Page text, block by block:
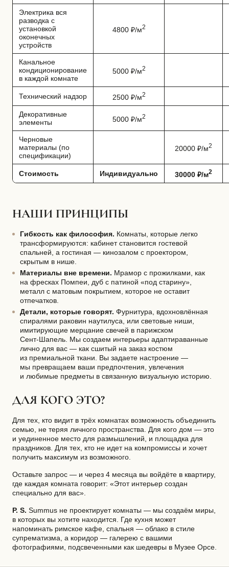
Стоимость Индивидуально 30000 ₽/м2
Электрика вся
разводка с
установкой
оконечных
устройств
4800 ₽/м2
Канальное
кондиционирование
в каждой комнате
5000 ₽/м2
Технический надзор 2500 ₽/м2
Декоративные
элементы
5000 ₽/м2
Черновые
материалы (по
спецификации)
20000 ₽/м2
НАШИ ПРИНЦИПЫ
Гибкость как философия. Комнаты, которые легко
трансформируются: кабинет становится гостевой
спальней, а гостиная — кинозалом с проектором,
скрытым в нише.
Материалы вне времени. Мрамор с прожилками, как
на фресках Помпеи, дуб с патиной «под старину»,
металл с матовым покрытием, которое не оставит
отпечатков.
Детали, которые говорят. Фурнитура, вдохновлённая
спиралями раковин наутилуса, или световые ниши,
имитирующие мерцание свечей в парижском
Сент-Шапель . Мы создаем интерьеры адаптираванные
лично для вас — как сшитый на заказ костюм
из премиальной ткани. Вы задаете настроение —
мы превращаем ваши предпочтения, увлечения
и любимые предметы в связанную визуальную историю.
ДЛЯ КОГО ЭТО?
Для тех, кто видит в трёх комнатах возможность объединить
семью, не теряя личного пространства. Для кого дом — это
и уединенное место для размышлений, и площадка для
праздников. Для тех, кто не идет на компромиссы и хочет
получить максимум из возможного.
Оставьте запрос — и через 4 месяца вы войдёте в квартиру,
где каждая комната говорит: «Этот интерьер создан
специально для вас».
P. S. Summus не проектирует комнаты — мы создаём миры,
в которых вы хотите находится. Где кухня может
напоминать римское кафе, спальня — облако в стиле
супрематизма, а коридор — галерею с вашими
фотографиями, подсвеченными как шедевры в Музее Орсе.